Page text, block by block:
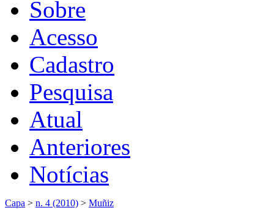
Sobre
Acesso
Cadastro
Pesquisa
Atual
Anteriores
Notícias
Capa > n. 4 (2010) > Muñiz